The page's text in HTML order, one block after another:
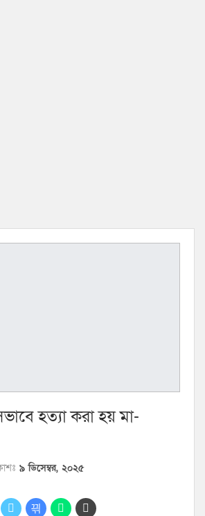
হত্যা করা হয় মা-
৯ ডিসেম্বর, ২০২৫